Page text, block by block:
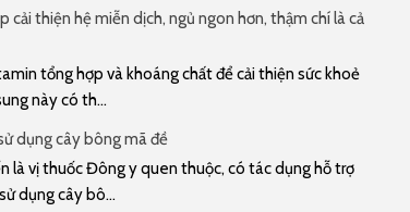
cải thiện hệ miễn dịch, ngủ ngon hơn, thậm chí là cả
tổng hợp và khoáng chất để cải thiện sức khoẻ
này có th...
dụng cây bông mã đề
là vị thuốc Đông y quen thuộc, có tác dụng hỗ trợ
dụng cây bô...